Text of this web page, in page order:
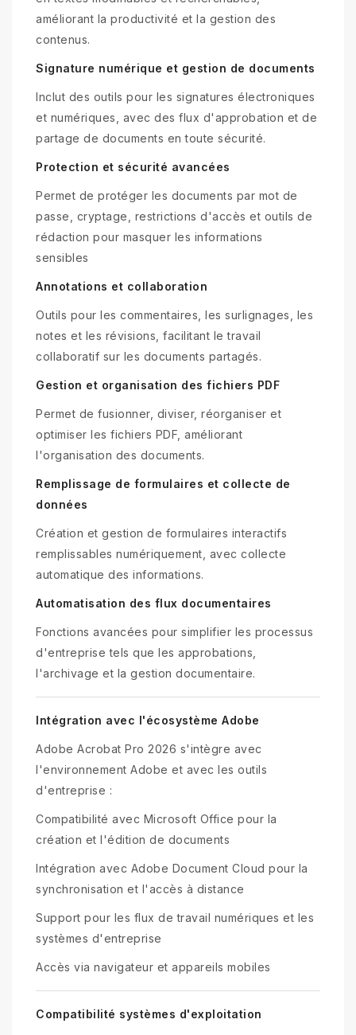
améliorant la productivité et la gestion des
contenus.
Signature numérique et gestion de documents
Inclut des outils pour les signatures électroniques
et numériques, avec des flux d'approbation et de
partage de documents en toute sécurité.
Protection et sécurité avancées
Permet de protéger les documents par mot de
passe, cryptage, restrictions d'accès et outils de
rédaction pour masquer les informations
sensibles
Annotations et collaboration
Outils pour les commentaires, les surlignages, les
notes et les révisions, facilitant le travail
collaboratif sur les documents partagés.
Gestion et organisation des fichiers PDF
Permet de fusionner, diviser, réorganiser et
optimiser les fichiers PDF, améliorant
l'organisation des documents.
Remplissage de formulaires et collecte de
données
Création et gestion de formulaires interactifs
remplissables numériquement, avec collecte
automatique des informations.
Automatisation des flux documentaires
Fonctions avancées pour simplifier les processus
d'entreprise tels que les approbations,
l'archivage et la gestion documentaire.
Intégration avec l'écosystème Adobe
Adobe Acrobat Pro 2026 s'intègre avec
l'environnement Adobe et avec les outils
d'entreprise :
Compatibilité avec Microsoft Office pour la
création et l'édition de documents
Intégration avec Adobe Document Cloud pour la
synchronisation et l'accès à distance
Support pour les flux de travail numériques et les
systèmes d'entreprise
Accès via navigateur et appareils mobiles
Compatibilité systèmes d'exploitation